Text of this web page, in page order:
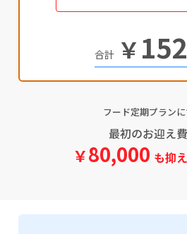
￥
フード定期プラン
最初のお迎え
￥80,000 も抑